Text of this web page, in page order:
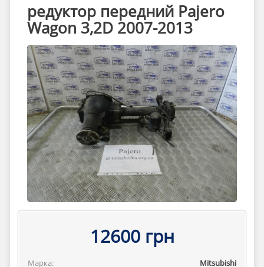
редуктор передний Pajero
Wagon 3,2D 2007-2013
12600 грн
Марка:
Mitsubishi